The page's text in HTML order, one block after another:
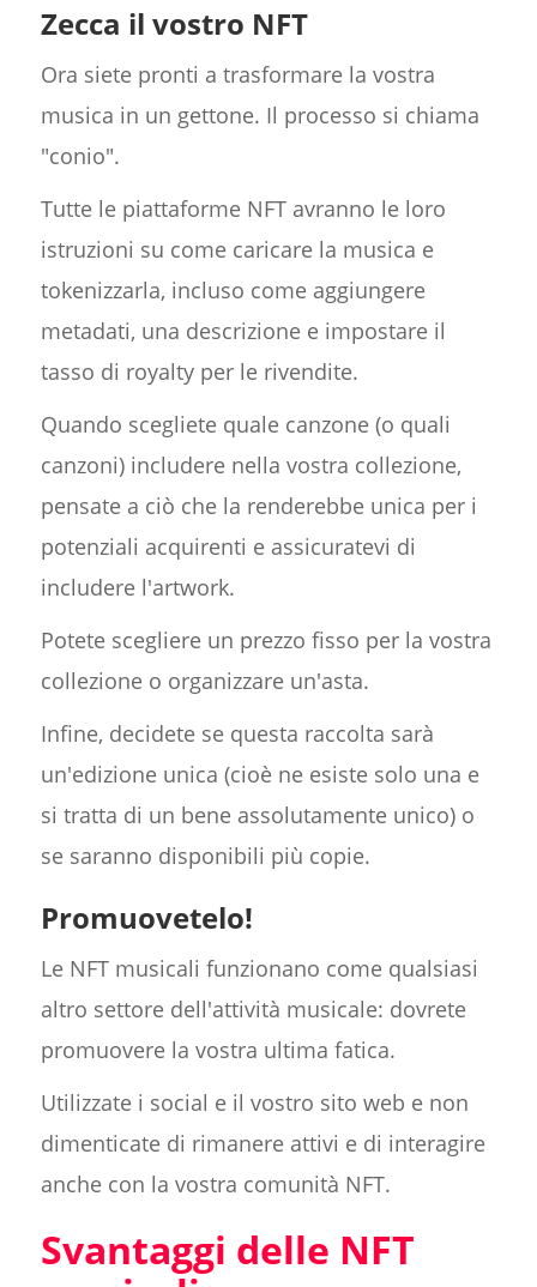
Zecca il vostro NFT
Ora siete pronti a trasformare la vostra
musica in un gettone. Il processo si chiama
"conio".
Tutte le piattaforme NFT avranno le loro
istruzioni su come caricare la musica e
tokenizzarla, incluso come aggiungere
metadati, una descrizione e impostare il
tasso di royalty per le rivendite.
Quando scegliete quale canzone (o quali
canzoni) includere nella vostra collezione,
pensate a ciò che la renderebbe unica per i
potenziali acquirenti e assicuratevi di
includere l'artwork.
Potete scegliere un prezzo fisso per la vostra
collezione o organizzare un'asta.
Infine, decidete se questa raccolta sarà
un'edizione unica (cioè ne esiste solo una e
si tratta di un bene assolutamente unico) o
se saranno disponibili più copie.
Promuovetelo!
Le NFT musicali funzionano come qualsiasi
altro settore dell'attività musicale: dovrete
promuovere la vostra ultima fatica.
Utilizzate i social e il vostro sito web e non
dimenticate di rimanere attivi e di interagire
anche con la vostra comunità NFT.
Svantaggi delle NFT